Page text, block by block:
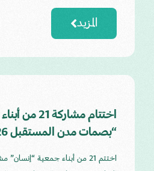
المزيد
اختتام
“بصمات مدن المستقبل 2026” بالأحساء
اختتم 21 من أبناء جمعية